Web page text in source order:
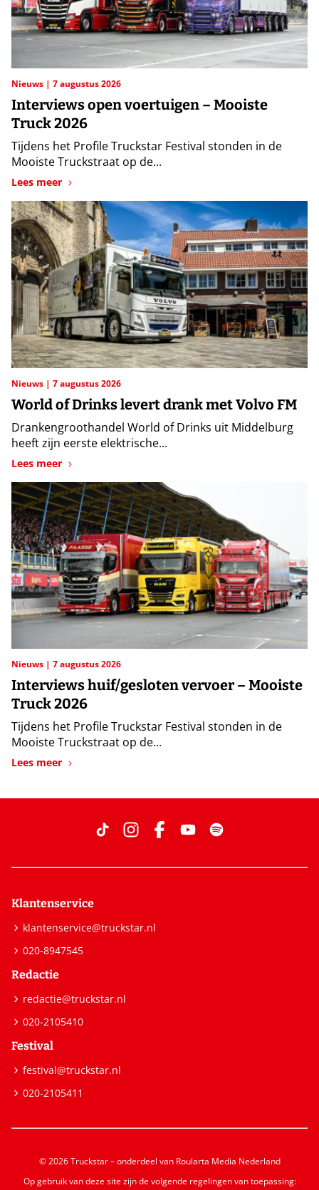
Nieuws 7 augustus 2026
Interviews open voertuigen – Mooiste
Truck 2026
Tijdens het Profile Truckstar Festival stonden in de
Mooiste Truckstraat op de...
Lees meer
Nieuws 7 augustus 2026
World of Drinks levert drank met Volvo FM
Drankengroothandel World of Drinks uit Middelburg
heeft zijn eerste elektrische...
Lees meer
Nieuws 7 augustus 2026
Interviews huif/gesloten vervoer – Mooiste
Truck 2026
Tijdens het Profile Truckstar Festival stonden in de
Mooiste Truckstraat op de...
Lees meer
Klantenservice
klantenservice@truckstar.nl
020-8947545
Redactie
redactie@truckstar.nl
020-2105410
Festival
festival@truckstar.nl
020-2105411
© 2026 Truckstar – onderdeel van Roularta Media Nederland
Op gebruik van deze site zijn de volgende regelingen van toepassing: